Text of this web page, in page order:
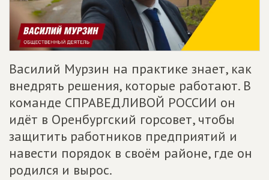
Василий Мурзин на практике знает, как
внедрять решения, которые работают. В
команде СПРАВЕДЛИВОЙ РОССИИ он
идёт в Оренбургский горсовет, чтобы
защитить работников предприятий и
навести порядок в своём районе, где он
родился и вырос.